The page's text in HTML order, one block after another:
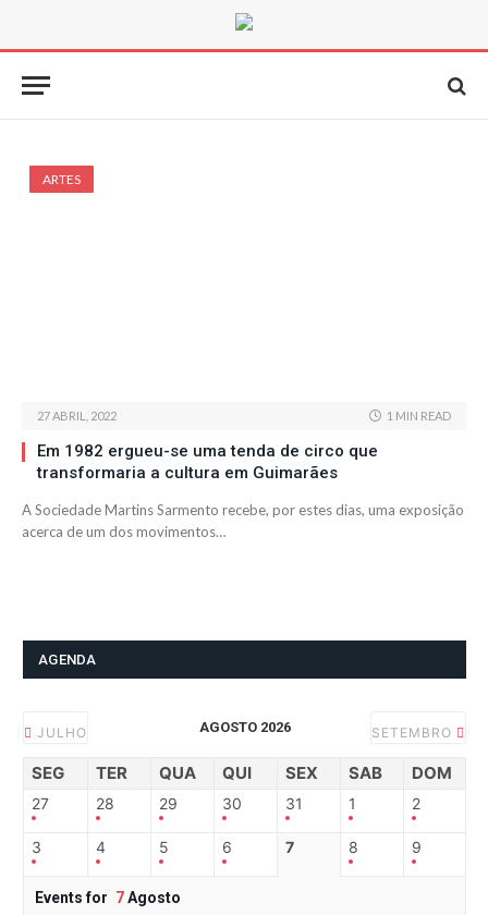
ARTES
27 ABRIL, 2022 1 MIN READ
Em 1982 ergueu-se uma tenda de circo que
transformaria a cultura em Guimarães
A Sociedade Martins Sarmento recebe, por estes dias, uma exposição
acerca de um dos movimentos…
AGENDA
JULHO AGOSTO 2026 SETEMBRO
SEG TER QUA QUI SEX SAB DOM
27 28 29 30 31 1 2
3 4 5 6 7 8 9
Events for 7Agosto